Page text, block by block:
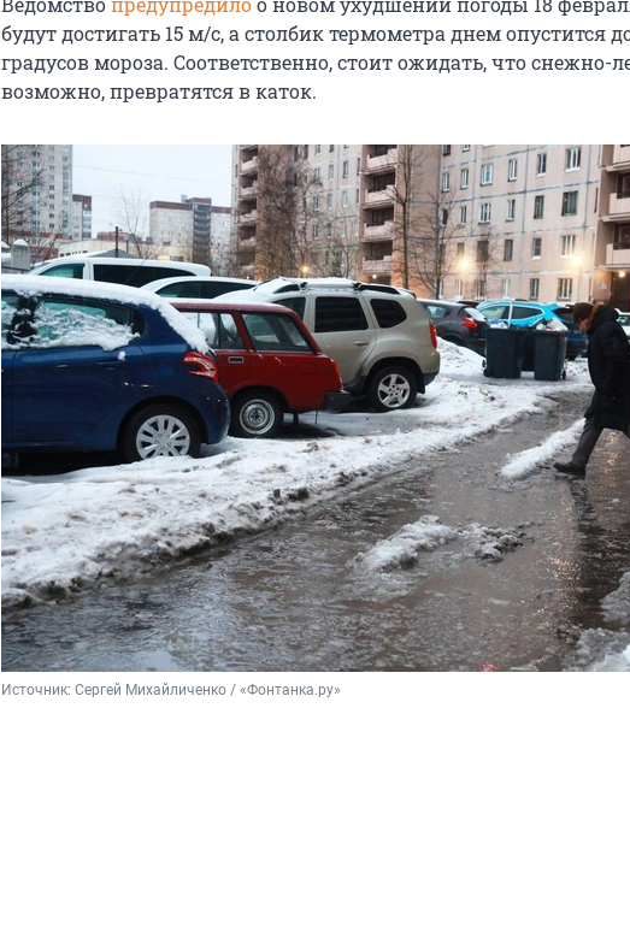
будут достигать 15 м/с, а столбик термометра днем опустится
градусов мороза. Соответственно, стоит ожидать, что снежно-
возможно, превратятся в каток.
Источник: Сергей Михайличенко / «Фонтанка.ру»